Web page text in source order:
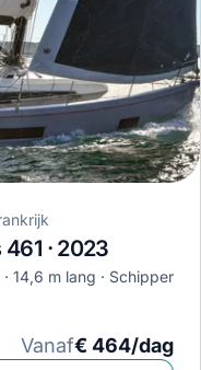
· 2023
14,6 m lang
Schipper
Vanaf€ 464/dag